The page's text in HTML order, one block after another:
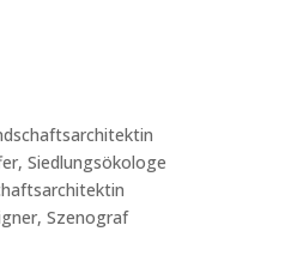
Siedlungsökologe
Szenograf